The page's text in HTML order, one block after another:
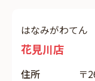
はなみがわてん
花見川店
住所
〒